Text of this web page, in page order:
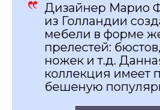
Дизайнер Марио
из Голландии
мебели в форме
прелестей:
ножек и т.д.
коллекция имеет
бешеную